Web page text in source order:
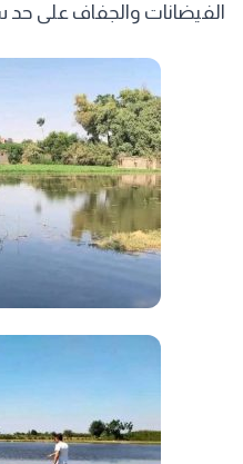
الفيضانات والجفاف على حد